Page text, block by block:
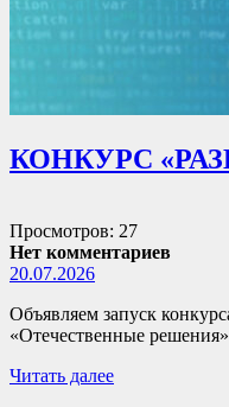
КОНКУРС
Просмотров: 27
Нет комментариев
20.07.2026
Объявляем запуск
«Отечественные
Читать далее